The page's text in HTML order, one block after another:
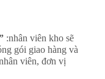
:nhân viên kho sẽ
gói giao hàng và
viên, đơn vị